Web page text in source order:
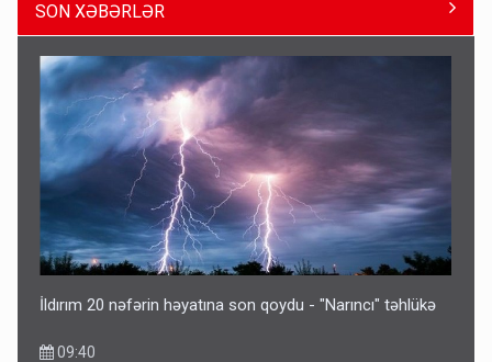
Əhaliyə hava ilə bağlı VACİB XƏBƏRDARLIQ - Saat 11:00-
dan…
SON XƏBƏRLƏR
İldırım 20 nəfərin həyatına son qoydu - "Narıncı" təhlükə
09:40